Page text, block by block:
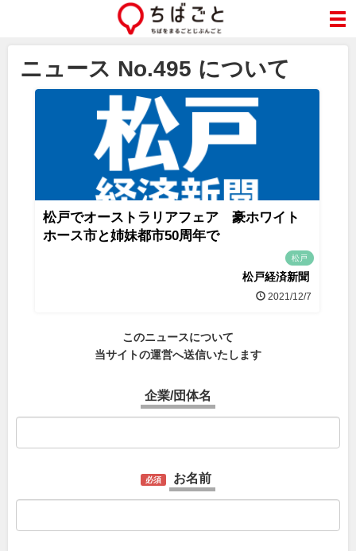
ニュース No.495 について
松戸でオーストラリアフェア 豪ホワイト
ホース市と姉妹都市50周年で
松戸
松戸経済新聞
2021/12/7
このニュースについて
当サイトの運営へ送信いたします
企業/団体名
必須 お名前